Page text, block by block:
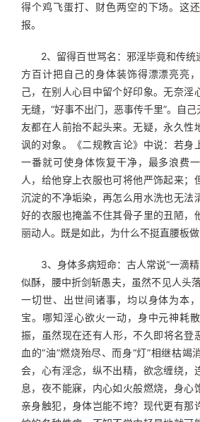
得个鸡飞蛋打、财色两空的下场。这
报。
2、留得百世骂名：邪淫毕竟和传统
方百计把自己的身体装饰得漂漂亮亮
己，在别人心目中留个好印象。无奈淫
无缝，“好事不出门，恶事传千里”。自
友都在人前抬不起头来。无疑，永久性
讽的对象。《二规教言论》中说：若身
一番就可使身体恢复干净，最多浪费
人，给他穿上衣服也可将他严饰起来；
沉淀的不净垢染，再怎么用水洗也无法
好的衣服也掩盖不住其骨子里的丑陋，
丽动人。既是如此，为什么不挺直腰板做
3、身体多病短命：古人常说“一滴精
似酥，腰中折剑斩愚夫，虽然不见人头
一切世、出世间诸事，均以身体为本
宝。哪知淫心欲火一动，身中元神耗
振，虽然现在还有人形，不久即将名
血的“油”燃烧殆尽、而身“灯”相继枯竭
会，心有淫念，纵不出精，欲念缠绕，
息，夜不能寐，内心如火般燃烧，身心
亲身触犯，身体岂能不垮？现代更有那